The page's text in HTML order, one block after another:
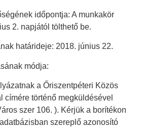
időpontja: A munkakör
2. napjától tölthető be.
határideje: 2018. június 22.
módja:
a Őriszentpéteri Közös
címére történő megküldésével
szer 106. ). Kérjük a borítékon
szereplő azonosító